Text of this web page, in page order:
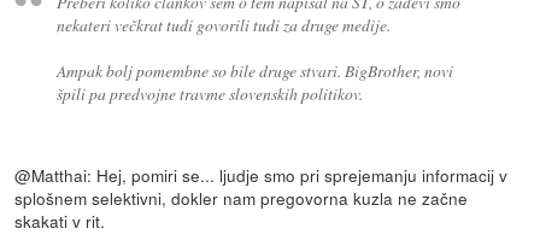
nekateri večkrat tudi govorili tudi za druge medije.
Ampak bolj pomembne so bile druge stvari. BigBrother, novi
špili pa predvojne travme slovenskih politikov.
@Matthai: Hej, pomiri se... ljudje smo pri sprejemanju informacij v
splošnem selektivni, dokler nam pregovorna kuzla ne začne
skakati v rit.